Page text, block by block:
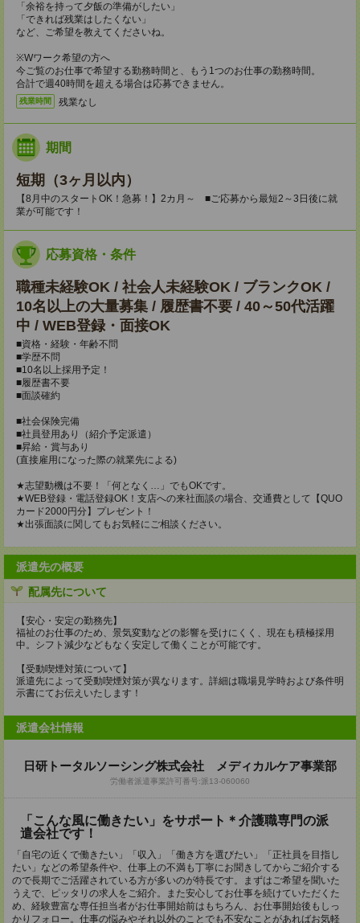
「余裕を持って夕飯の準備がしたい」
「できれば残業はしたくない」
など、ご希望を教えてくださいね。
※Wワーク希望の方へ
今ご覧のお仕事で希望する勤務時間と、もう1つのお仕事の勤務時間。
合計で週40時間を超える場合は応募できません。
残業時間 残業なし
期間
短期（3ヶ月以内）
【8月中のスタートOK！急募！】2カ月～ ■ご応募から最短2～3日後に就
業が可能です！
応募資格・条件
職種未経験OK / 社会人未経験OK / ブランクOK /
10名以上の大量募集 / 履歴書不要 / 40～50代活躍
中 / WEB登録・面接OK
■資格・経験・年齢不問
■学歴不問
■10名以上採用予定！
■履歴書不要
■面談確約
■社会保険完備
■社員登用あり（紹介予定派遣）
■昇給・賞与あり
(直接雇用になった際の就業先による)
★志望動機は不要！「何となく…」でもOKです。
★WEB登録・電話登録OK！支店への来社面談の場合、交通費として【QUO
カード2000円分】プレゼント！
★出張面談に関してもお気軽にご相談ください。
派遣先の概要
配属先について
【安心・安定の勤務先】
福祉のお仕事のため、景気変動などの影響を受けにくく、現在も積極採用
中。シフト減少などもなく安定して働くことが可能です。
【受動喫煙対策について】
派遣先によって受動喫煙対策が異なります。詳細は職場見学時および条件明
示書にてお伝えいたします！
派遣会社情報
日研トータルソーシング株式会社 メディカルケア事業部
労働者派遣事業許可番号:派13-060060
「こんな風に働きたい」をサポート＊介護職専門の派
遣会社です！
「自宅の近くで働きたい」「収入」「働き方を選びたい」「正社員を目指し
たい」などの希望条件や、仕事上の不満も丁寧にお聞きしてからご紹介する
ので長期でご活躍されている方が多いのが特長です。まずはご希望を聞いた
うえで、ピッタリの求人をご紹介。また安心してお仕事を続けていただくた
め、経験豊富な専任担当者がお仕事開始前はもちろん、お仕事開始後もしっ
かりフォロー。仕事の悩みやそれ以外のことでも不安なことがあればお気軽